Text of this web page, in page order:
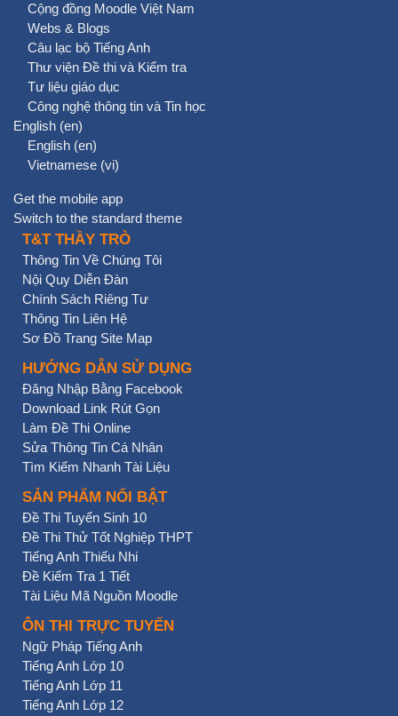
Cộng đồng Moodle Việt Nam
Webs & Blogs
Câu lạc bộ Tiếng Anh
Thư viện Đề thi và Kiểm tra
Tư liệu giáo dục
Công nghệ thông tin và Tin học
English ‎(en)‎
English ‎(en)‎
Vietnamese ‎(vi)‎
Get the mobile app
Switch to the standard theme
T&T THẦY TRÒ
Thông Tin Về Chúng Tôi
Nội Quy Diễn Đàn
Chính Sách Riêng Tư
Thông Tin Liên Hệ
Sơ Đồ Trang Site Map
HƯỚNG DẪN SỬ DỤNG
Đăng Nhập Bằng Facebook
Download Link Rút Gọn
Làm Đề Thi Online
Sửa Thông Tin Cá Nhân
Tìm Kiếm Nhanh Tài Liệu
SẢN PHẨM NỔI BẬT
Đề Thi Tuyển Sinh 10
Đề Thi Thử Tốt Nghiệp THPT
Tiếng Anh Thiếu Nhi
Đề Kiểm Tra 1 Tiết
Tài Liệu Mã Nguồn Moodle
ÔN THI TRỰC TUYẾN
Ngữ Pháp Tiếng Anh
Tiếng Anh Lớp 10
Tiếng Anh Lớp 11
Tiếng Anh Lớp 12